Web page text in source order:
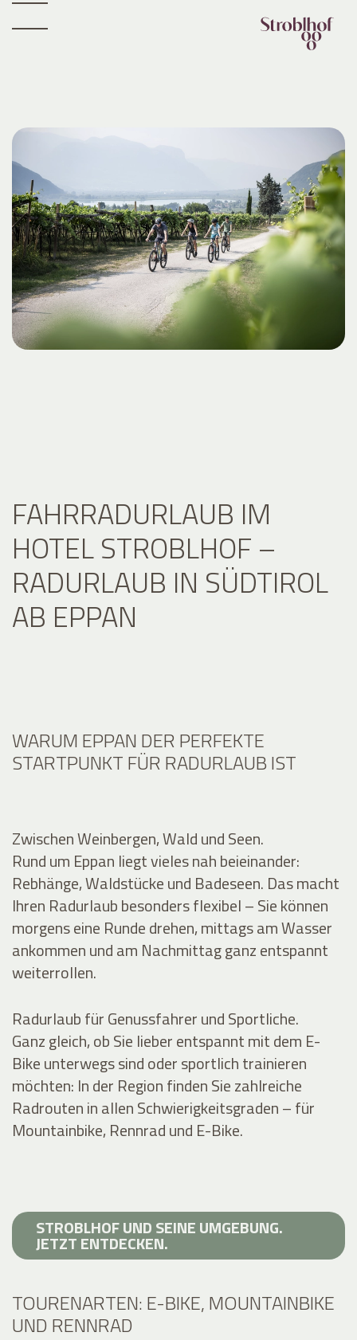
FAHRRADURLAUB IM
HOTEL STROBLHOF –
RADURLAUB IN SÜDTIROL
AB EPPAN
WARUM EPPAN DER PERFEKTE
STARTPUNKT FÜR RADURLAUB IST
Zwischen Weinbergen, Wald und Seen.
Rund um Eppan liegt vieles nah beieinander:
Rebhänge, Waldstücke und Badeseen. Das macht
Ihren Radurlaub besonders flexibel – Sie können
morgens eine Runde drehen, mittags am Wasser
ankommen und am Nachmittag ganz entspannt
weiterrollen.
Radurlaub für Genussfahrer und Sportliche.
Ganz gleich, ob Sie lieber entspannt mit dem E-
Bike unterwegs sind oder sportlich trainieren
möchten: In der Region finden Sie zahlreiche
Radrouten in allen Schwierigkeitsgraden – für
Mountainbike, Rennrad und E-Bike.
STROBLHOF UND SEINE UMGEBUNG.
JETZT ENTDECKEN.
TOURENARTEN: E-BIKE, MOUNTAINBIKE
UND RENNRAD